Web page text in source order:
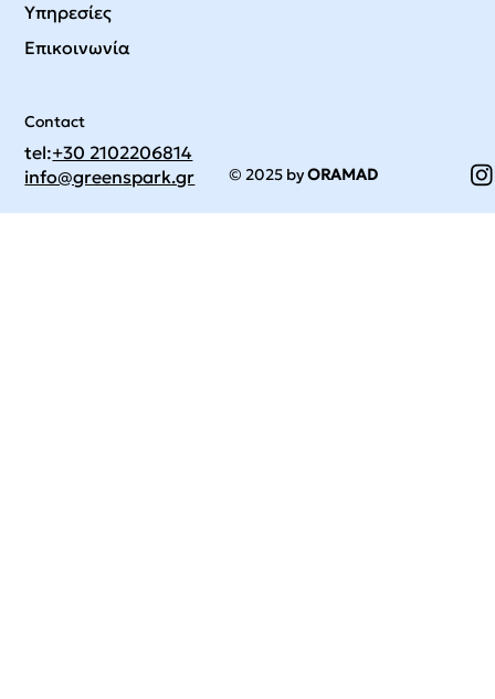
Υπηρεσίες
Επικοινωνία
Contact
tel:+30 2102206814
info@greenspark.gr
© 2025 byORAMAD